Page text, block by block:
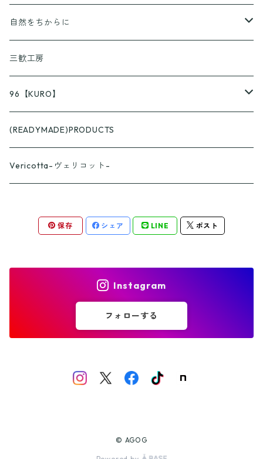
京ころん
PAPLUS
自然をちからに
KUSURASHI
三歓工房
96【KURO】
つやつや
スプーン
ざらざら
フォーク
おくりものパッケージ
パッケージA
パッケージC
(READYMADE)PRODUCTS
Vericotta-ヴェリコット-
保存 シェア LINE ポスト
Instagram
フォローする
© AGOG